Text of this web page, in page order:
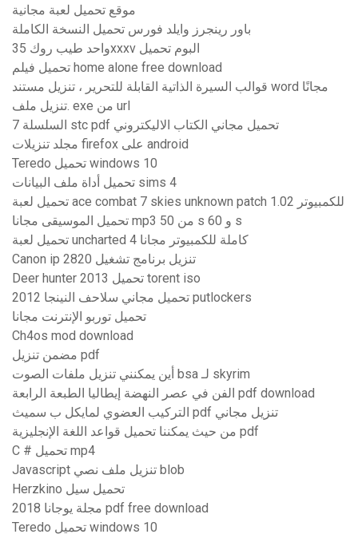
موقع تحميل لعبة مجانية
باور رينجرز وايلد فورس تحميل النسخة الكاملة
واحد طيب روك 35xxxv البوم تحميل
تحميل فيلم home alone free download
قوالب السيرة الذاتية القابلة للتحرير ، تنزيل مستند word مجانًا
تنزيل ملف. exe من url
السلسلة 7 stc pdf تحميل مجاني الكتاب الاليكتروني
مجلد تنزيلات firefox على android
Teredo تحميل windows 10
تحميل أداة ملف البيانات sims 4
تحميل لعبة ace combat 7 skies unknown patch 1.02 للكمبيوتر
تحميل الموسيقى مجانا mp3 من 50 s و 60 s
تحميل لعبة uncharted 4 كاملة للكمبيوتر مجانا
Canon ip 2820 تنزيل برنامج تشغيل
Deer hunter 2013 تحميل torent iso
تحميل مجاني سلاحف النينجا 2012 putlockers
تحميل توربو الإنترنت مجانا
Ch4os mod download
مضمن تنزيل pdf
أين يمكنني تنزيل ملفات الصوت bsa لـ skyrim
الفن في عصر النهضة إيطاليا الطبعة الرابعة pdf download
التركيب العضوي لمايكل ب سميث pdf تنزيل مجاني
من حيث يمكننا تحميل قواعد اللغة الإنجليزية pdf
C # تحميل mp4
Javascript تنزيل ملف نصي blob
Herzkino تحميل سيل
مجلة يوجانا 2018 pdf free download
Teredo تحميل windows 10